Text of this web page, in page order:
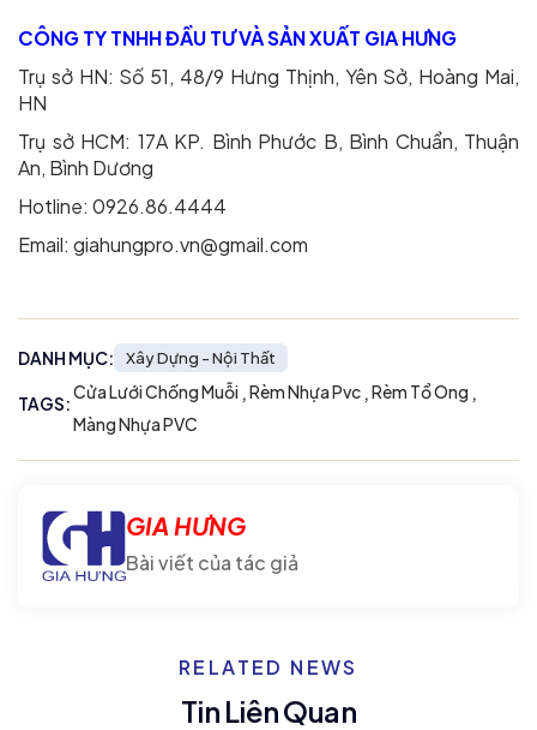
CÔNG TY TNHH ĐẦU TƯ VÀ SẢN XUẤT GIA HƯNG
Trụ sở HN: Số 51, 48/9 Hưng Thịnh, Yên Sở, Hoàng Mai,
HN
Trụ sở HCM: 17A KP. Bình Phước B, Bình Chuẩn, Thuận
An, Bình Dương
Hotline: 0926.86.4444
Email: giahungpro.vn@gmail.com
DANH MỤC: Xây Dựng - Nội Thất
TAGS:
Cửa Lưới Chống Muỗi ,Rèm Nhựa Pvc ,Rèm Tổ Ong ,
Màng Nhựa PVC
GIA HƯNG
Bài viết của tác giả
RELATED NEWS
Tin Liên Quan